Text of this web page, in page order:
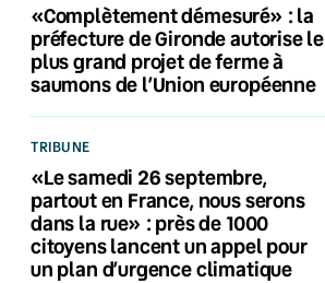
«Complètement démesuré» : la
préfecture de Gironde autorise le
plus grand projet de ferme à
saumons de l’Union européenne
TRIBUNE
«Le samedi 26 septembre,
partout en France, nous serons
dans la rue» : près de 1000
citoyens lancent un appel pour
un plan d’urgence climatique